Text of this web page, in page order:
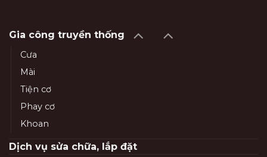
Gia công truyền thống
Cưa
Mài
Tiện cơ
Phay cơ
Khoan
Dịch vụ sửa chữa, lắp đặt